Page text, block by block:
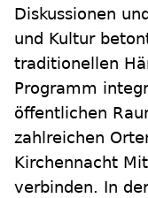
Diskussionen
und Kultur
traditionellen
Programm
öffentlichen
zahlreichen
Kirchennacht
verbinden. In